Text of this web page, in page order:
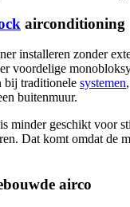
airconditioning
installeren zonder
voordelige
bij traditionele systemen
buitenmuur.
minder geschikt voor
Dat komt omdat de
airco